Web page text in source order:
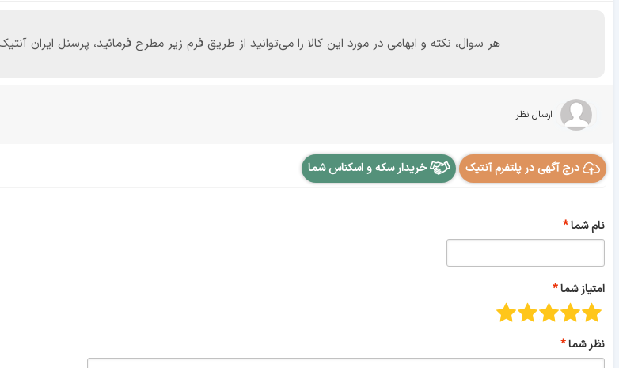
هر سوال، نکته و ابهامی در مورد این کالا را می‌توانید از طریق فرم زیر مطرح فرمائید، پرسنل
ارسال نظر
درج آگهی در پلتفرم آنتیک خریدار سکه و اسکناس شما
نام شما
امتیاز شما
نظر شما